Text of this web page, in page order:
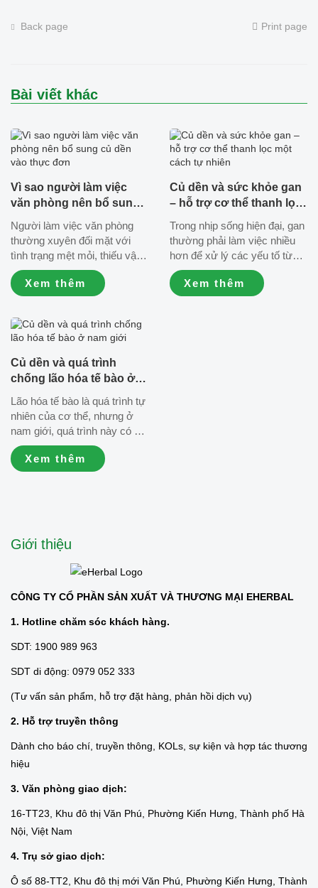
Back page Print page
Bài viết khác
Vì sao người làm việc
văn phòng nên bổ sung
Người làm việc văn phòng
thường xuyên đối mặt với
tình trạng mệt mỏi, thiếu vận
động và áp lực công việc kéo
dài. Trong bối cảnh đó, việc
lựa chọn thực phẩm tự nhiên
như củ dền đang trở thành
giải pháp đơn giản giúp cơ
thể duy trì...
Xem thêm
Củ dền và sức khỏe gan
– hỗ trợ cơ thể thanh lọc
một cách tự nhiên
Trong nhịp sống hiện đại, gan
thường phải làm việc nhiều
hơn để xử lý các yếu tố từ
môi trường và chế độ ăn
uống. Việc bổ sung những
thực phẩm tự nhiên như củ
Xem thêm
Củ dền và quá trình
chống lão hóa tế bào ở
Lão hóa tế bào là quá trình tự
nhiên của cơ thể, nhưng ở
nam giới, quá trình này có xu
hướng diễn ra nhanh hơn do
áp lực công việc, căng thẳng
kéo dài và lối sống thiếu cân
Xem thêm
Giới thiệu
CÔNG TY CỔ PHẦN SẢN XUẤT VÀ THƯƠNG MẠI EHERBAL
1. Hotline chăm sóc khách hàng.
SDT: 1900 989 963
SDT di động: 0979 052 333
(Tư vấn sản phẩm, hỗ trợ đặt hàng, phản hồi dịch vụ)
2. Hỗ trợ truyền thông
Dành cho báo chí, truyền thông, KOLs, sự kiện và hợp tác thương
hiệu
3. Văn phòng giao dịch:
16-TT23, Khu đô thị Văn Phú, Phường Kiến Hưng, Thành phố Hà
Nội, Việt Nam
4. Trụ sở giao dịch:
Ô số 88-TT2, Khu đô thị mới Văn Phú, Phường Kiến Hưng, Thành